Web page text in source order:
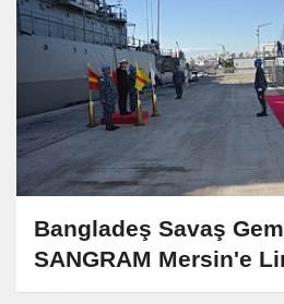
Bangladeş Savaş
SANGRAM Mersin'e
Gerçekleştirdi